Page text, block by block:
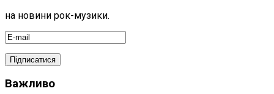
на новини рок-музики.
Важливо